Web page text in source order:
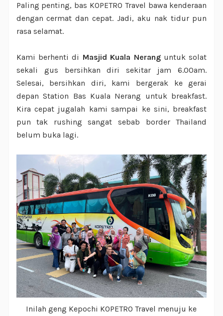
Paling penting, bas KOPETRO Travel bawa kenderaan
dengan cermat dan cepat. Jadi, aku nak tidur pun
rasa selamat.
Kami berhenti di Masjid Kuala Neranguntuk solat
sekali gus bersihkan diri sekitar jam 6.00am.
Selesai, bersihkan diri, kami bergerak ke gerai
depan Station Bas Kuala Nerang untuk breakfast.
Kira cepat jugalah kami sampai ke sini, breakfast
pun tak rushing sangat sebab border Thailand
belum buka lagi.
Inilah geng Kepochi KOPETRO Travel menuju ke